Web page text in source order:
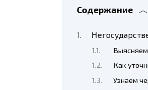
Содержание
Как
Узнаем